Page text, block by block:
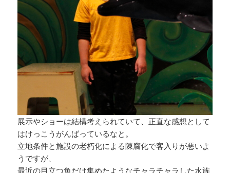
展示やショーは結構考えられていて、正直な感想として
はけっこうがんばっているなと。
立地条件と施設の老朽化による陳腐化で客入りが悪いよ
うですが、
最近の目立つ魚だけ集めたようなチャラチャラした水族